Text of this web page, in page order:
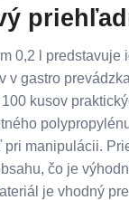
0,2 l predstavuje
v gastro
kusov
manipulácii.
čo je
je vhodný